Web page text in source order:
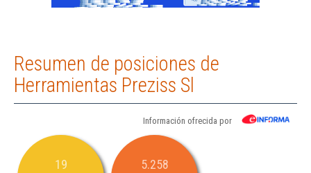
Resumen de posiciones de
Herramientas Preziss Sl
Información ofrecida por
19 5.258